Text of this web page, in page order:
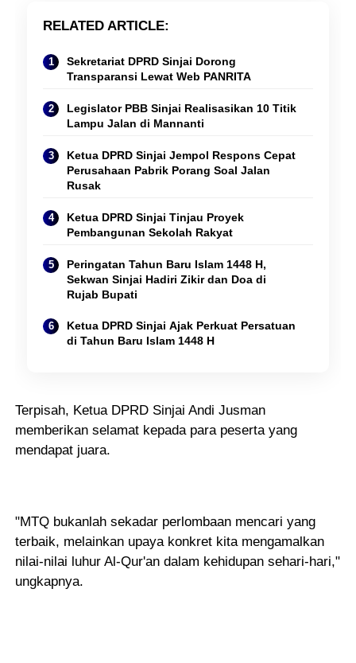
RELATED ARTICLE
Sekretariat DPRD Sinjai Dorong
Transparansi Lewat Web PANRITA
Legislator PBB Sinjai Realisasikan 10 Titik
Lampu Jalan di Mannanti
Ketua DPRD Sinjai Jempol Respons Cepat
Perusahaan Pabrik Porang Soal Jalan
Rusak
Ketua DPRD Sinjai Tinjau Proyek
Pembangunan Sekolah Rakyat
Peringatan Tahun Baru Islam 1448 H,
Sekwan Sinjai Hadiri Zikir dan Doa di
Rujab Bupati
Ketua DPRD Sinjai Ajak Perkuat Persatuan
di Tahun Baru Islam 1448 H
Terpisah, Ketua DPRD Sinjai Andi Jusman
memberikan selamat kepada para peserta yang
mendapat juara.
"MTQ bukanlah sekadar perlombaan mencari yang
terbaik, melainkan upaya konkret kita mengamalkan
nilai-nilai luhur Al-Qur'an dalam kehidupan sehari-hari,"
ungkapnya.